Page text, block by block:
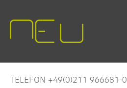
TELEFON +49(0)211 966681-0